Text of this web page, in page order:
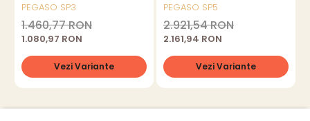
PEGASO SP3
1.460,77 RON
1.080,97 RON
Vezi Variante
PEGASO SP5
2.921,54 RON
2.161,94 RON
Vezi Variante